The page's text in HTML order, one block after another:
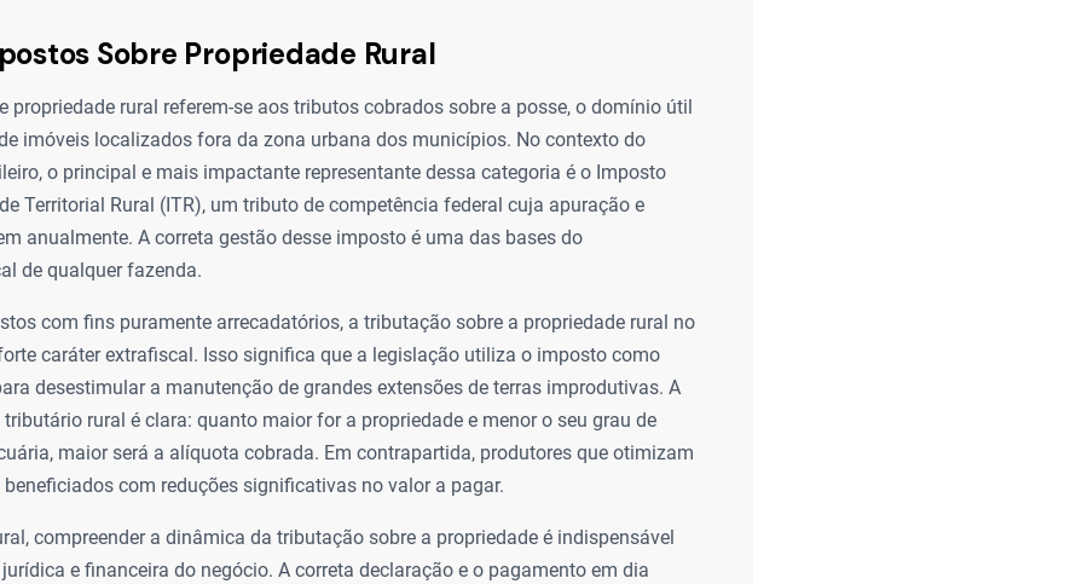
Sobre Propriedade Rural
propriedade rural referem-se aos tributos cobrados sobre a posse, o domínio útil
imóveis localizados fora da zona urbana dos municípios. No contexto do
o principal e mais impactante representante dessa categoria é o Imposto
Territorial Rural (ITR), um tributo de competência federal cuja apuração e
anualmente. A correta gestão desse imposto é uma das bases do
de qualquer fazenda.
com fins puramente arrecadatórios, a tributação sobre a propriedade rural no
caráter extrafiscal. Isso significa que a legislação utiliza o imposto como
desestimular a manutenção de grandes extensões de terras improdutivas. A
rural é clara: quanto maior for a propriedade e menor o seu grau de
maior será a alíquota cobrada. Em contrapartida, produtores que otimizam
com reduções significativas no valor a pagar.
compreender a dinâmica da tributação sobre a propriedade é indispensável
e financeira do negócio. A correta declaração e o pagamento em dia